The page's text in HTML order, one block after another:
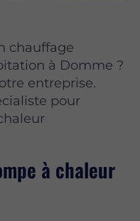
chauffage
à Domme ?
entreprise.
pour
à chaleur